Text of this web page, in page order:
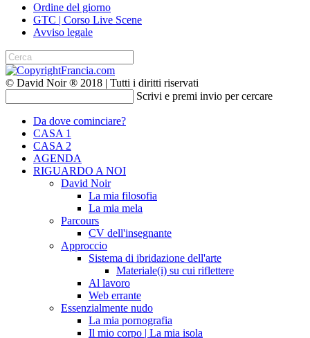
Ordine del giorno
GTC | Corso Live Scene
Avviso legale
© David Noir ® 2018 | Tutti i diritti riservati
Scrivi e premi invio per cercare
Da dove cominciare?
CASA 1
CASA 2
AGENDA
RIGUARDO A NOI
David Noir
La mia filosofia
La mia mela
Parcours
CV dell'insegnante
Approccio
Sistema di ibridazione dell'arte
Materiale(i) su cui riflettere
Al lavoro
Web errante
Essenzialmente nudo
La mia pornografia
Il mio corpo | La mia isola